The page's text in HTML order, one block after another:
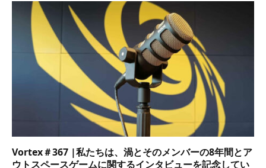
Vortex＃367 |私たちは、渦とそのメンバーの8年間とア
ウトスペースゲームに関するインタビューを記念してい